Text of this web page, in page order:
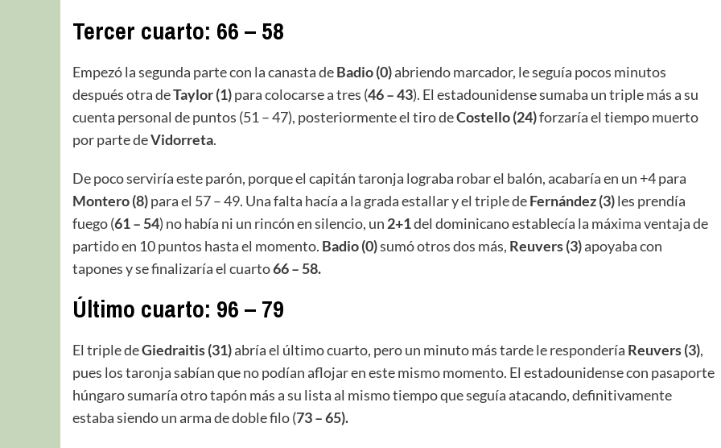
Tercer cuarto: 66 – 58
Empezó la segunda parte con la canasta deBadio (0)abriendo marcador, le seguía pocos minutos
después otra deTaylor (1)para colocarse a tres (46 – 43). El estadounidense sumaba un triple más a su
cuenta personal de puntos (51 – 47), posteriormente el tiro deCostello (24)forzaría el tiempo muerto
por parte deVidorreta.
De poco serviría este parón, porque el capitán taronja lograba robar el balón, acabaría en un +4 para
Montero (8)para el 57 – 49. Una falta hacía a la grada estallar y el triple deFernández (3)les prendía
fuego (61 – 54) no había ni un rincón en silencio, un 2+1del dominicano establecía la máxima ventaja de
partido en 10 puntos hasta el momento. Badio (0)sumó otros dos más, Reuvers (3)apoyaba con
tapones y se finalizaría el cuarto66 – 58.
Último cuarto: 96 – 79
El triple deGiedraitis (31)abría el último cuarto, pero un minuto más tarde le respondería Reuvers (3),
pues los taronja sabían que no podían aflojar en este mismo momento. El estadounidense con pasaporte
húngaro sumaría otro tapón más a su lista al mismo tiempo que seguía atacando, definitivamente
estaba siendo un arma de doble filo (73 – 65).